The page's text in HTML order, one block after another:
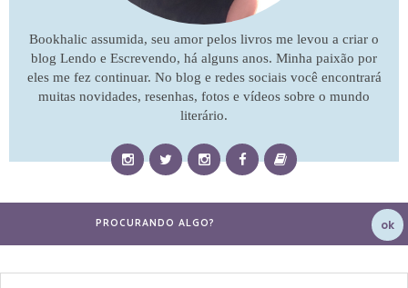
Bookhalic assumida, seu amor pelos livros me levou a criar o
blog Lendo e Escrevendo, há alguns anos. Minha paixão por
eles me fez continuar. No blog e redes sociais você encontrará
muitas novidades, resenhas, fotos e vídeos sobre o mundo
literário.